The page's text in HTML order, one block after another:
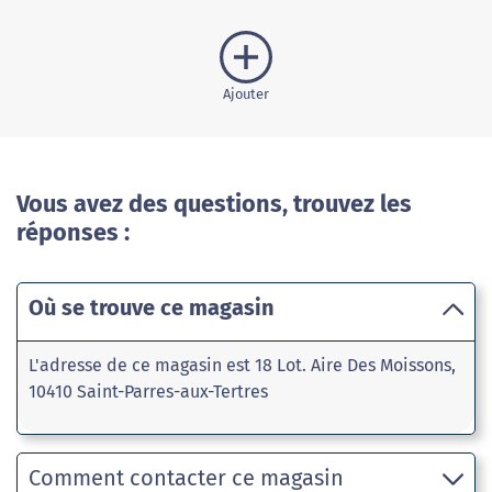
Ajouter
Vous avez des questions, trouvez les
réponses :
Où se trouve ce magasin
L'adresse de ce magasin est 18 Lot. Aire Des Moissons,
10410 Saint-Parres-aux-Tertres
Comment contacter ce magasin